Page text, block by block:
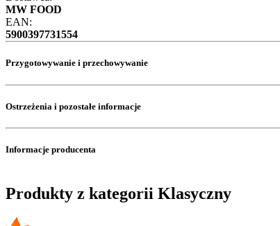
MW FOOD
EAN:
5900397731554
Przygotowywanie i przechowywanie
Ostrzeżenia i pozostałe informacje
Informacje producenta
Produkty z kategorii Klasyczny